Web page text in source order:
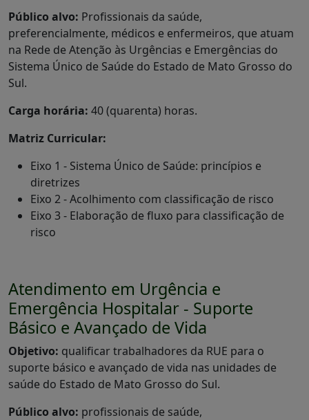
Público alvo: Profissionais da saúde,
preferencialmente, médicos e enfermeiros, que atuam
na Rede de Atenção às Urgências e Emergências do
Sistema Único de Saúde do Estado de Mato Grosso do
Sul.
Carga horária: 40 (quarenta) horas.
Matriz Curricular:
Eixo 1 - Sistema Único de Saúde: princípios e
diretrizes
Eixo 2 - Acolhimento com classificação de risco
Eixo 3 - Elaboração de fluxo para classificação de
risco
Atendimento em Urgência e
Emergência Hospitalar - Suporte
Básico e Avançado de Vida
Objetivo: qualificar trabalhadores da RUE para o
suporte básico e avançado de vida nas unidades de
saúde do Estado de Mato Grosso do Sul.
Público alvo: profissionais de saúde,